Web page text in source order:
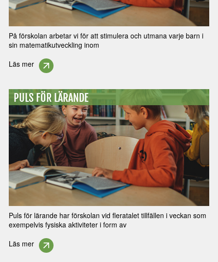
På förskolan arbetar vi för att stimulera och utmana varje barn i
sin matematikutveckling inom
Läs mer
PULS FÖR LÄRANDE
Puls för lärande har förskolan vid fleratalet tillfällen i veckan som
exempelvis fysiska aktiviteter i form av
Läs mer